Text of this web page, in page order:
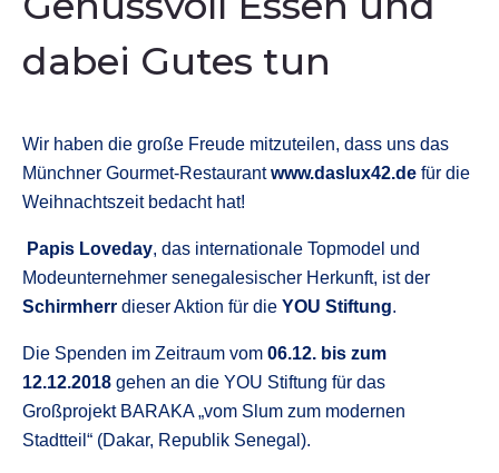
dabei Gutes tun
Wir haben die große Freude mitzuteilen, dass uns das
Münchner Gourmet-Restaurantwww.daslux42.de für die
Weihnachtszeit bedacht hat!
Papis Loveday, das internationale Topmodel und
Modeunternehmer senegalesischer Herkunft, ist der
Schirmherr dieser Aktion für die YOU Stiftung.
Die Spenden im Zeitraum vom 06.12. bis zum
12.12.2018 gehen an die YOU Stiftung für das
Großprojekt BARAKA „vom Slum zum modernen
Stadtteil“ (Dakar, Republik Senegal).